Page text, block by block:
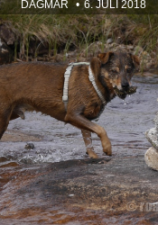
DAGMAR 6. JULI 2018